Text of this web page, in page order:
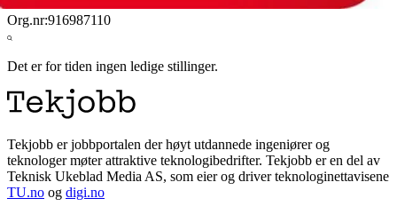
Org.nr:916987110
Det er for tiden ingen ledige stillinger.
Tekjobb er jobbportalen der høyt utdannede ingeniører og
teknologer møter attraktive teknologibedrifter. Tekjobb er en del av
Teknisk Ukeblad Media AS, som eier og driver teknologinettavisene
TU.no og digi.no